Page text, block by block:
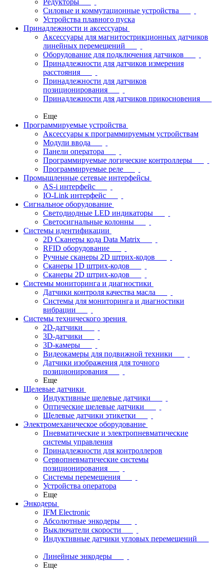
Редукторы
Силовые и коммутационные устройства
Устройства плавного пуска
Принадлежности и аксессуары
Аксессуары для магнитострикционных датчиков
линейных перемещений
Оборудование для подключения датчиков
Принадлежности для датчиков измерения
расстояния
Принадлежности для датчиков
позиционирования
Принадлежности для датчиков прикосновения
Еще
Программируемые устройства
Аксессуары к программируемым устройствам
Модули ввода
Панели оператора
Программируемые логические контроллеры
Программируемые реле
Промышленные сетевые интерфейсы
AS-i интерфейс
IO-Link интерфейс
Сигнальное оборудование
Светодиодные LED индикаторы
Светосигнальные колонны
Системы идентификации
2D Сканеры кода Data Matrix
RFID оборудование
Ручные сканеры 2D штрих-кодов
Сканеры 1D штрих-кодов
Сканеры 2D штрих-кодов
Системы мониторинга и диагностики
Датчики контроля качества масла
Системы для мониторинга и диагностики
вибрации
Системы технического зрения
2D-датчики
3D-датчики
3D-камеры
Видеокамеры для подвижной техники
Датчики изображения для точного
позиционирования
Еще
Щелевые датчики
Индуктивные щелевые датчики
Оптические щелевые датчики
Щелевые датчики этикетки
Электромеханическое оборудование
Пневматические и электропневматические
системы управления
Принадлежности для контроллеров
Сервопневматические системы
позиционирования
Системы перемещения
Устройства оператора
Еще
Энкодеры
IFM Electronic
Абсолютные энкодеры
Выключатели скорости
Индуктивные датчики угловых перемещений
Линейные энкодеры
Еще